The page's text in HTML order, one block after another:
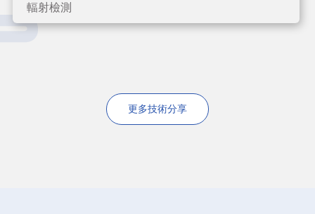
量測飲用水中的氚 (H-3)
輻射檢測
更多技術分享